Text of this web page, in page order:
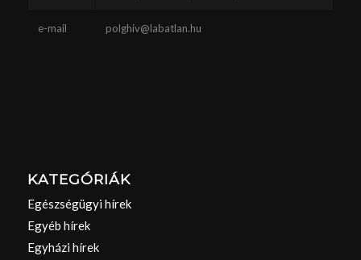
e-mail polghiv@labatlan.hu
KATEGÓRIÁK
Egészségügyi hírek
Egyéb hírek
Egyházi hírek